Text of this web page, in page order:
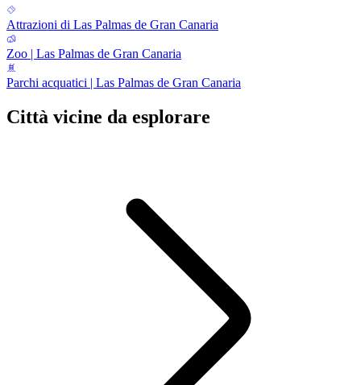
Attrazioni di Las Palmas de Gran Canaria
Zoo | Las Palmas de Gran Canaria
Parchi acquatici | Las Palmas de Gran Canaria
Città vicine da esplorare